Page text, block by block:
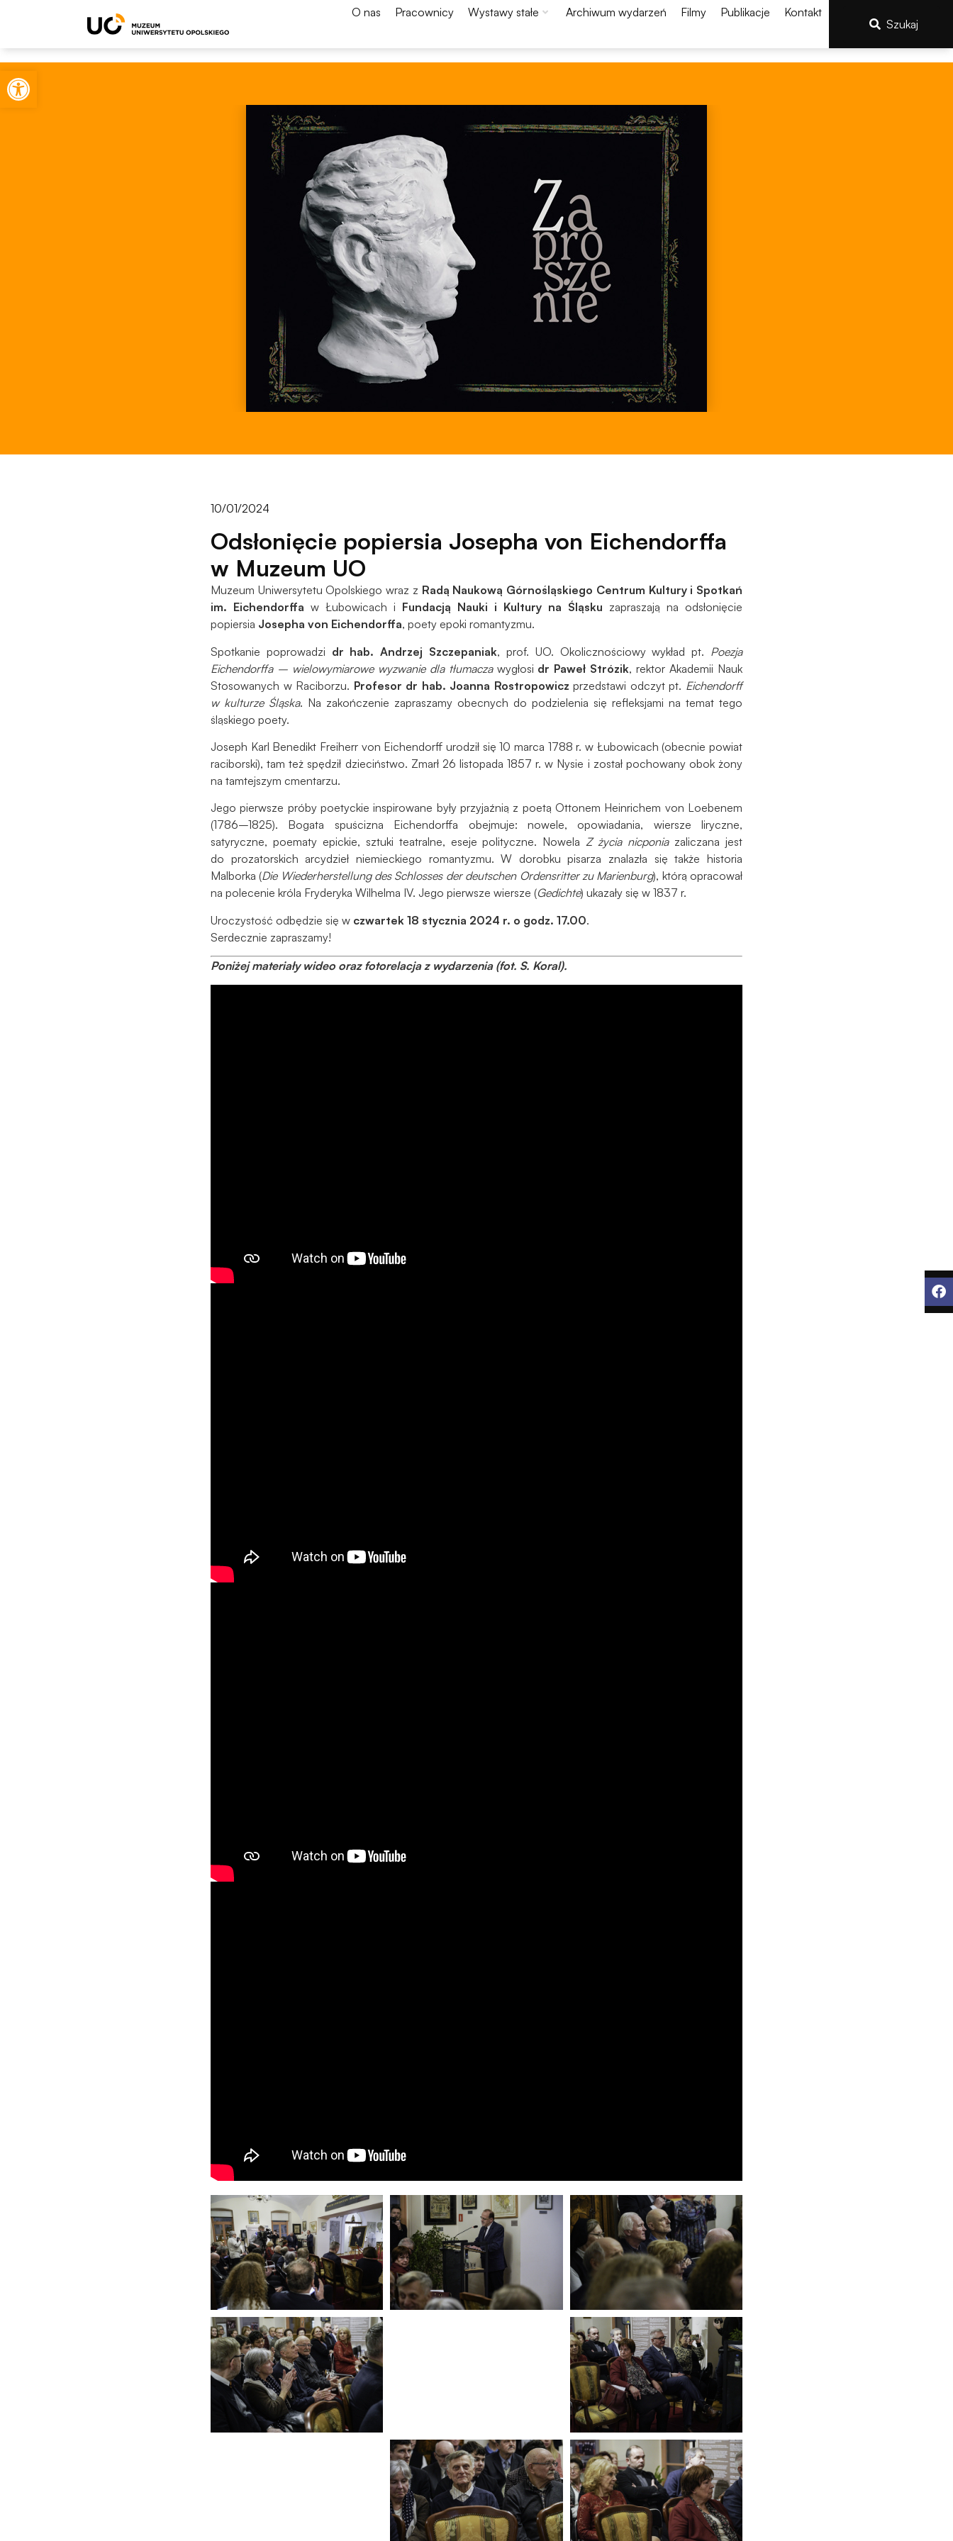
Otwórz pasek narzędzi
O nas Pracownicy Wystawy stałe Archiwum wydarzeń Filmy Publikacje
Kontakt
Szukaj
10/01/2024
Odsłonięcie popiersia Josepha von Eichendorffa
w Muzeum UO
Muzeum Uniwersytetu Opolskiego wraz z Radą Naukową Górnośląskiego Centrum Kultury i Spotkań
im. Eichendorffa w Łubowicach i Fundacją Nauki i Kultury na Śląsku zapraszają na odsłonięcie
popiersia Josepha von Eichendorffa, poety epoki romantyzmu.
Spotkanie poprowadzi dr hab. Andrzej Szczepaniak, prof. UO. Okolicznościowy wykład pt. Poezja
Eichendorffa – wielowymiarowe wyzwanie dla tłumaczawygłosi dr Paweł Strózik, rektor Akademii Nauk
Stosowanych w Raciborzu. Profesor dr hab. Joanna Rostropowicz przedstawi odczyt pt. Eichendorff
w kulturze Śląska. Na zakończenie zapraszamy obecnych do podzielenia się refleksjami na temat tego
śląskiego poety.
Joseph Karl Benedikt Freiherr von Eichendorff urodził się 10 marca 1788 r. w Łubowicach (obecnie powiat
raciborski), tam też spędził dzieciństwo. Zmarł 26 listopada 1857 r. w Nysie i został pochowany obok żony
na tamtejszym cmentarzu.
Jego pierwsze próby poetyckie inspirowane były przyjaźnią z poetą Ottonem Heinrichem von Loebenem
(1786–1825). Bogata spuścizna Eichendorffa obejmuje: nowele, opowiadania, wiersze liryczne,
satyryczne, poematy epickie, sztuki teatralne, eseje polityczne. NowelaZ życia nicponiazaliczana jest
do prozatorskich arcydzieł niemieckiego romantyzmu. W dorobku pisarza znalazła się także historia
Malborka (Die Wiederherstellung des Schlosses der deutschen Ordensritter zu Marienburg), którą opracował
na polecenie króla Fryderyka Wilhelma IV. Jego pierwsze wiersze (Gedichte) ukazały się w 1837 r.
Uroczystość odbędzie się w czwartek 18 stycznia 2024 r. o godz. 17.00.
Serdecznie zapraszamy!
Poniżej materiały wideo oraz fotorelacja z wydarzenia (fot. S. Koral).
Konieczne
Te pliki cookie
opcjonalne. Są
one potrzebne
tego, jak
strona jest
Doświadczenie
strona
internetowa
działała jak
najlepiej
przejścia na nią.
Jeśli odrzucisz
znikną ze strony
internetowej.
Marketing
Udostępniając
zainteresowania i
podczas
odwiedzania naszej
strony, zwiększasz